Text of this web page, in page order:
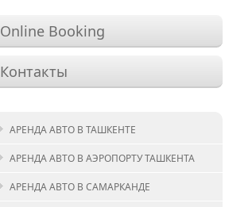
Online Booking
Контакты
АРЕНДА АВТО В ТАШКЕНТЕ
АРЕНДА АВТО В АЭРОПОРТУ ТАШКЕНТА
АРЕНДА АВТО В САМАРКАНДЕ